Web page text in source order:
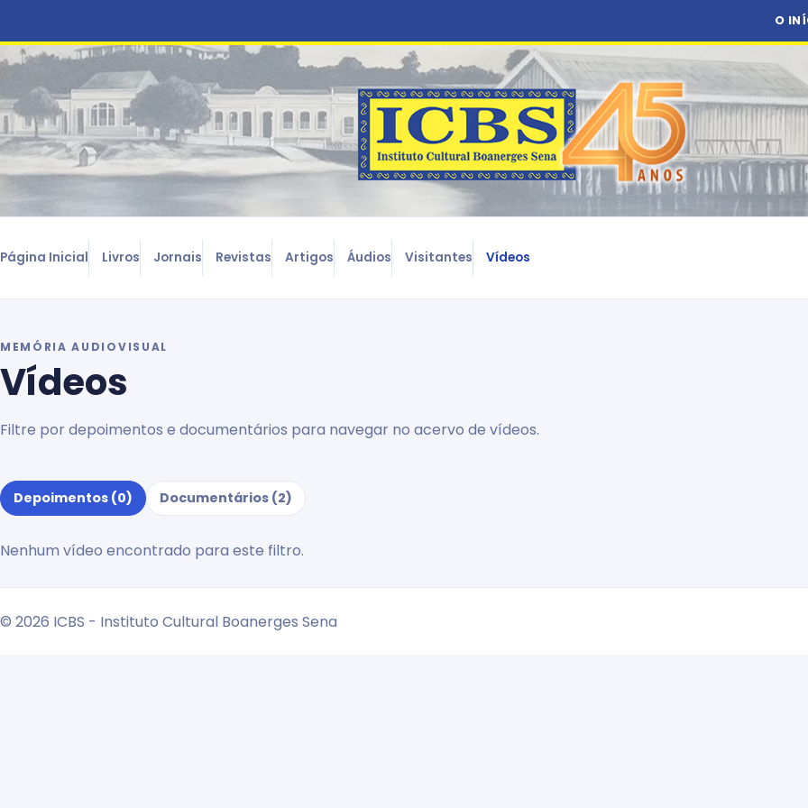
O
Página Inicial Livros Jornais Revistas Artigos Áudios Visitantes Vídeos
MEMÓRIA AUDIOVISUAL
Vídeos
Filtre por depoimentos e documentários para navegar no acervo de vídeos.
Depoimentos (0) Documentários (2)
Nenhum vídeo encontrado para este filtro.
© 2026 ICBS - Instituto Cultural Boanerges Sena